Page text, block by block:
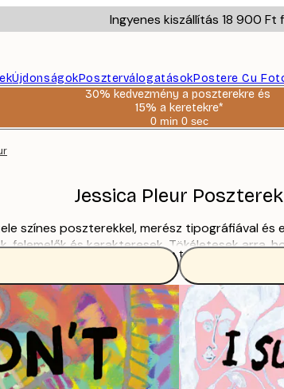
Ingyenes kiszállítás 18 900 Ft
ÚjdonságokPoszterválogatásokPostere Cu
30% kedvezmény a poszterekre és
15% a keretekre*
0 min 0 sec
Érvényes:
Jessica Pleur Poszterek
színes poszterekkel, merész tipográfiával
felemelők és karakteresek. Tökéletesek arra,
teszik az otthonod. Olvass tovább